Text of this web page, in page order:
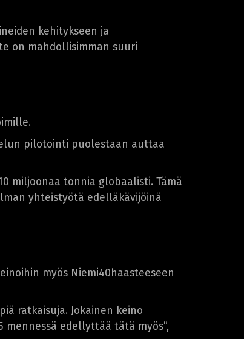
kehitykseen ja
on mahdollisimman suuri
pilotointi puolestaan auttaa
miljoonaa tonnia globaalisti. Tämä
yhteistyötä edelläkävijöinä
myös Niemi40haasteeseen
ratkaisuja. Jokainen keino
edellyttää tätä myös”,